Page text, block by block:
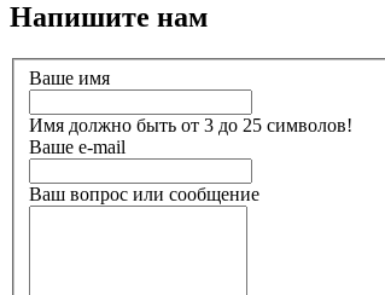
Напишите нам
Ваше имя
Имя должно быть от 3 до 25 символов!
Ваше e-mail
Ваш вопрос или сообщение